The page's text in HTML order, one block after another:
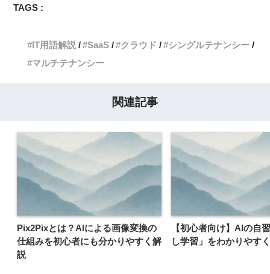
TAGS :
IT用語解説 SaaS クラウド
シングルテナンシー
マルチテナンシー
関連記事
Pix2Pixとは？AIによる画像変換の
仕組みを初心者にも分かりやすく解
説
【初心者向け】AIの自
し学習」をわかりやす